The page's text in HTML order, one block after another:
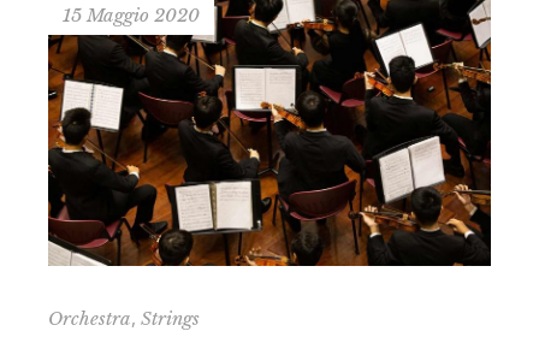
15 Maggio 2020
Orchestra,Strings